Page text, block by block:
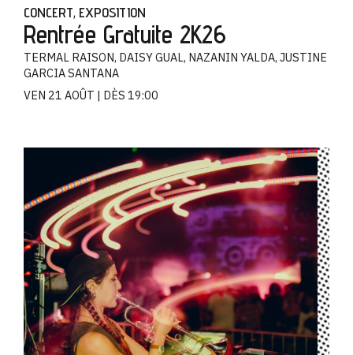
CONCERT, EXPOSITION
Rentrée Gratuite 2K26
TERMAL RAISON, DAISY GUAL, NAZANIN YALDA, JUSTINE
GARCIA SANTANA
VEN 21 AOÛT
DÈS 19:00